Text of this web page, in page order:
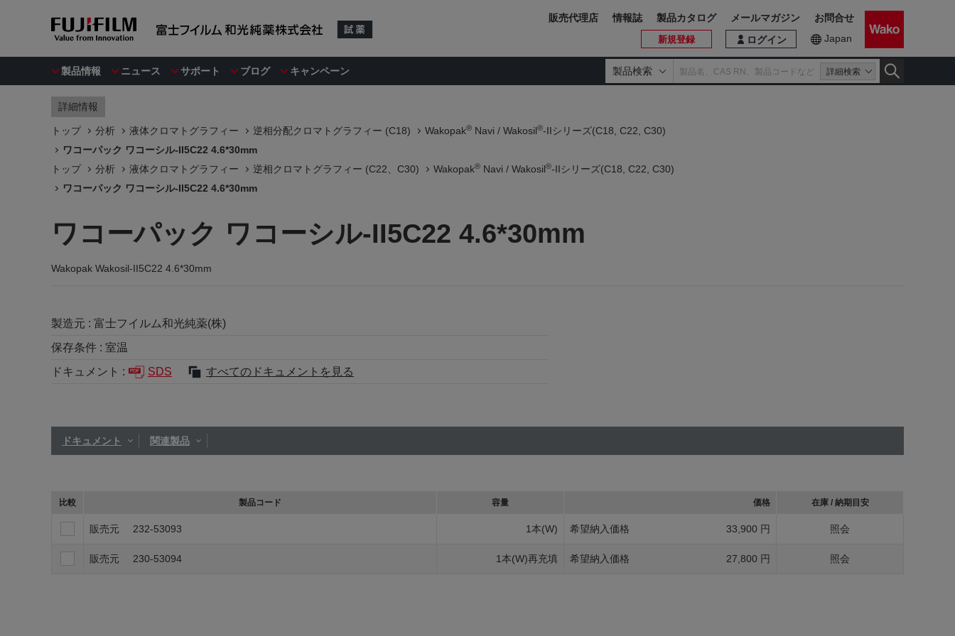
製品情報 ニュース サポート ブログ キャンペーン 製品検索 詳細検索
ログイン
新規登録 Japan
販売代理店 情報誌 製品カタログ メールマガジン お問合せ
詳細情報
トップ 分析 液体クロマトグラフィー 逆相分配クロマトグラフィー (C18) Wakopak® Navi / Wakosil®-IIシリーズ(C18, C22, C30)
ワコーパック ワコーシル-II5C22 4.6*30mm
トップ
分析 液体クロマトグラフィー 逆相クロマトグラフィー (C22、C30) Wakopak® Navi / Wakosil®-IIシリーズ(C18, C22, C30)
ワコーパック ワコーシル-II5C22 4.6*30mm
ワコーパック ワコーシル-II5C22 4.6*30mm
Wakopak Wakosil-II5C22 4.6*30mm
製造元 : 富士フイルム和光純薬(株)
保存条件 : 室温
ドキュメント :
SDS すべてのドキュメントを見る
ドキュメント 関連製品
比較 製品コード 容量 価格 在庫 / 納期目安
販売元 232-53093 1本(W) 希望納入価格 33,900 円 照会
販売元 230-53094 1本(W)再充填 希望納入価格 27,800 円 照会